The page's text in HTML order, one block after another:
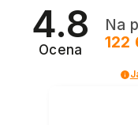
2026? Znajdź inspirację
4.8
Ocena
Na
122